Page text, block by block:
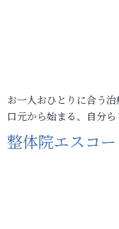
お一人おひとりに合う
口元から始まる、自分
整体院エスコ